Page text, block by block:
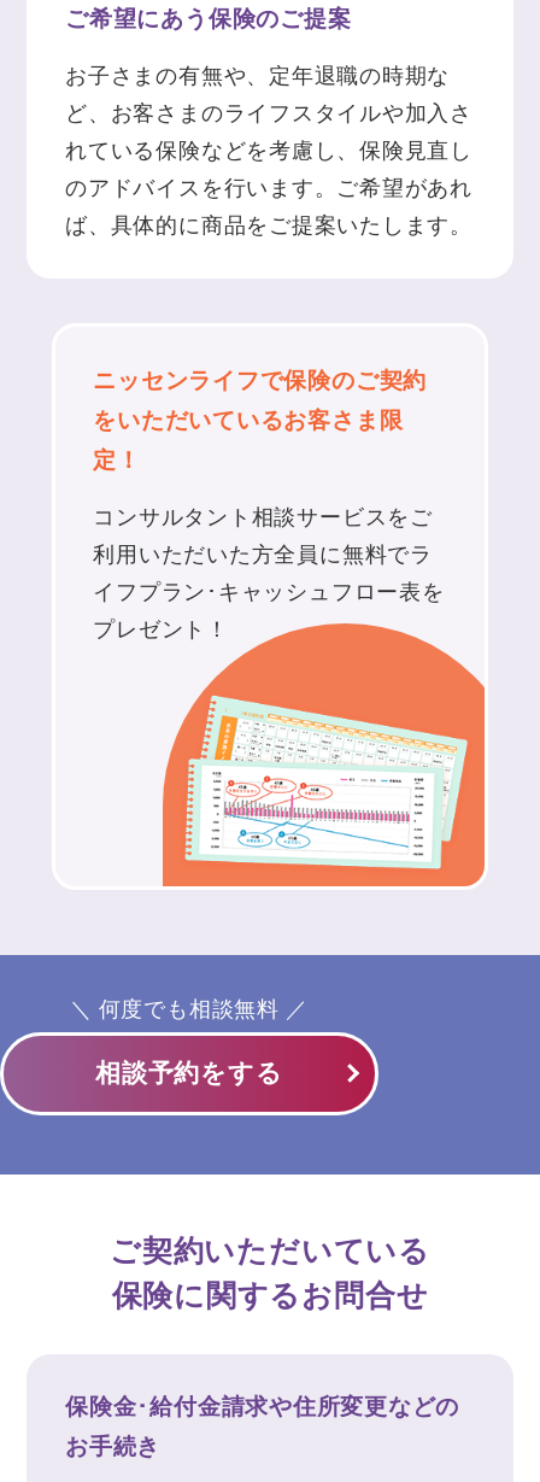
ご希望にあう保険のご提案
お子さまの有無や、定年退職の時期な
ど、お客さまのライフスタイルや加入さ
れている保険などを考慮し、保険見直し
のアドバイスを行います。ご希望があれ
ば、具体的に商品をご提案いたします。
ニッセンライフで保険のご契約
をいただいているお客さま限
定！
コンサルタント相談サービスをご
利用いただいた方全員に無料でラ
イフプラン･キャッシュフロー表を
プレゼント！
＼ 何度でも相談無料 ／
相談予約をする
ご契約いただいている
保険に関するお問合せ
保険金･給付金請求や住所変更などの
お手続き